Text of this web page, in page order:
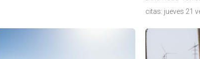
citas: jueves 21
con la
prueba